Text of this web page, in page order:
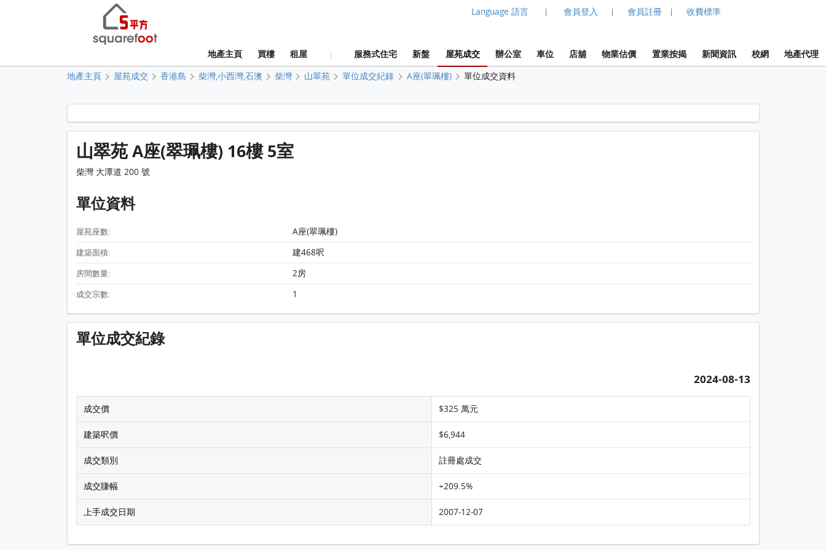
Language 語言 | 會員登入 | 會員註冊 | 收費標準
地產主頁 買樓 租屋 | 服務式住宅 新盤 屋苑成交 辦公室 車位 店舖 物業估價 置業按揭 新聞資訊 校網 地產代理
地產主頁 屋苑成交 香港島 柴灣,小西灣,石澳 柴灣 山翠苑 單位成交紀錄 A座(翠珮樓) 單位成交資料
山翠苑 A座(翠珮樓) 16樓 5室 平面圖
山翠苑 A座(翠珮樓) 16樓 5室
柴灣 大潭道 200 號
單位資料
屋苑座數: A座(翠珮樓)
建築面積: 建468呎
房間數量: 2房
成交宗數: 1
單位成交紀錄
2024-08-13
成交價 $325 萬元
建築呎價 $6,944
成交類別 註冊處成交
成交賺幅 +209.5%
上手成交日期 2007-12-07